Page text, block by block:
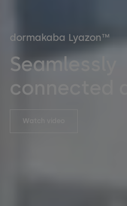
dormakaba Lyazon™
Seamlessly
connected
Watch video